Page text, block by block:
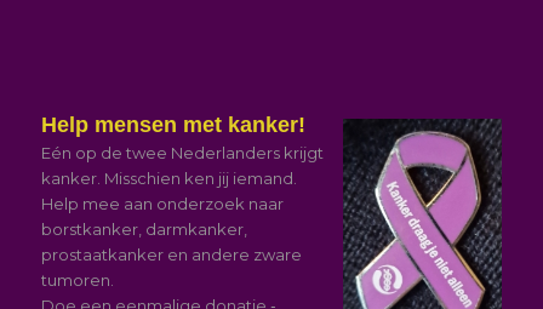
Help mensen met kanker!
Eén op de twee Nederlanders krijgt
kanker. Misschien ken jij iemand.
Help mee aan onderzoek naar
borstkanker, darmkanker,
prostaatkanker en andere zware
tumoren.